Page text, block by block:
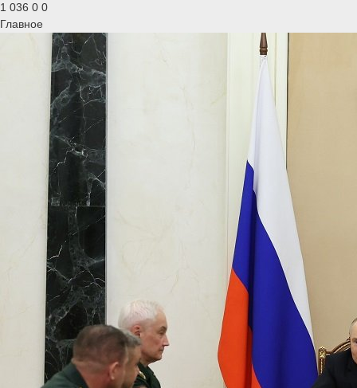
1 036 0 0
Главное